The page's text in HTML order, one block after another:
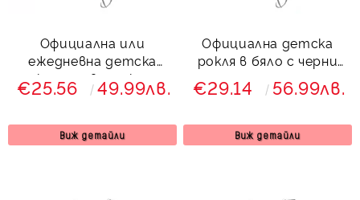
Официална или
ежедневна детска
рокля на цветя клош
тип в синьо Стефи
€25.56 49.99лв.
Виж детайли
Официална детска
рокля в бяло с черни
ноти и тюл
€29.14 56.99лв.
Виж детайли